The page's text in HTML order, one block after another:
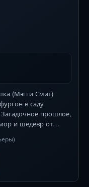
(Мэгги Смит)
в саду
прошлое,
и шедевр от